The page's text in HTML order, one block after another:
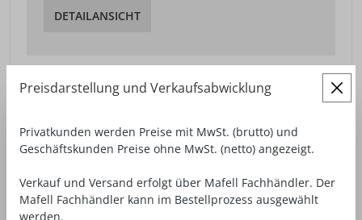
DETAILANSICHT
Preisdarstellung und Verkaufsabwicklung
Privatkunden werden Preise mit MwSt. (brutto) und
Geschäftskunden Preise ohne MwSt. (netto) angezeigt.
Verkauf und Versand erfolgt über Mafell Fachhändler. Der
Mafell Fachhändler kann im Bestellprozess ausgewählt
werden.